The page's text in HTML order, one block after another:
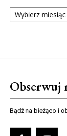
ARCHIWUM
NUMERÓW
Obserwuj
Bądź na bieżąco i